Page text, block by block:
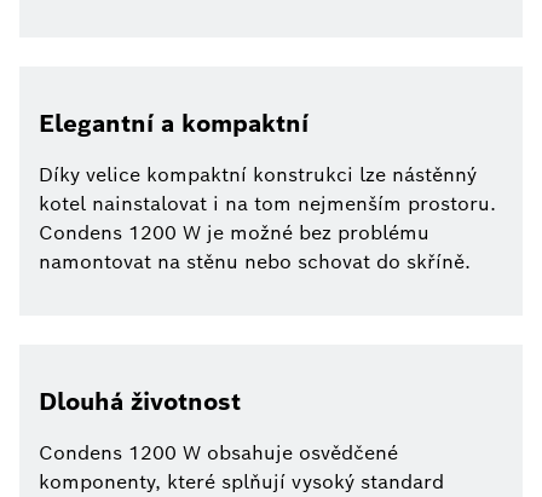
Elegantní a kompaktní
Díky velice kompaktní konstrukci lze nástěnný
kotel nainstalovat i na tom nejmenším prostoru.
Condens 1200 W je možné bez problému
namontovat na stěnu nebo schovat do skříně.
Dlouhá životnost
Condens 1200 W obsahuje osvědčené
komponenty, které splňují vysoký standard